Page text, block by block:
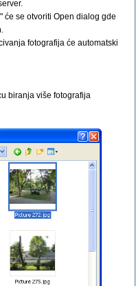
će se otvoriti Open dialog gde
.
fotografija će automatski
biranja više fotografija